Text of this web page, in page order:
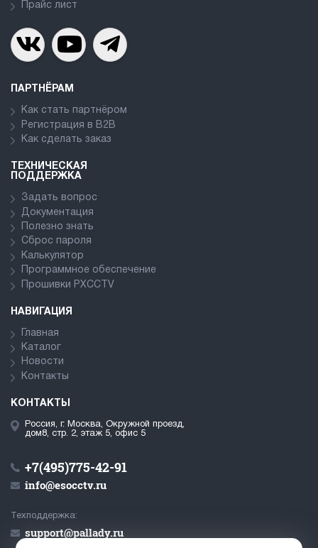
Прайс лист
ПАРТНЁРАМ
Как стать партнёром
Регистрация в В2В
Как сделать заказ
ТЕХНИЧЕСКАЯ
ПОДДЕРЖКА
Задать вопрос
Документация
Полезно знать
Сброс пароля
Калькулятор
Программное обеспечение
Прошивки PXCCTV
НАВИГАЦИЯ
Главная
Каталог
Новости
Контакты
КОНТАКТЫ
Россия, г. Москва, Окружной проезд,
дом8, стр. 2, этаж 5, офис 5
+7(495)775-42-91
info@esocctv.ru
Техподдержка:
support@pallady.ru